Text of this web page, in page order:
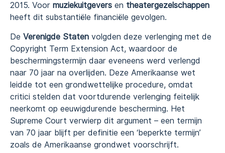
2015. Voor muziekuitgevers en theatergezelschappen
heeft dit substantiële financiële gevolgen.
De Verenigde Staten volgden deze verlenging met de
Copyright Term Extension Act, waardoor de
beschermingstermijn daar eveneens werd verlengd
naar 70 jaar na overlijden. Deze Amerikaanse wet
leidde tot een grondwettelijke procedure, omdat
critici stelden dat voortdurende verlenging feitelijk
neerkomt op eeuwigdurende bescherming. Het
Supreme Court verwierp dit argument – een termijn
van 70 jaar blijft per definitie een ‘beperkte termijn’
zoals de Amerikaanse grondwet voorschrijft.